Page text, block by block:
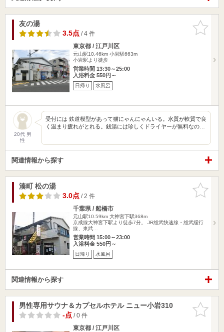
お気に入
りに追加
友の湯
3.5点/ 4 件
東京都 / 江戸川区
元山駅10.46km 小岩駅663m
小岩駅より徒歩
営業時間 13:30～25:00
入浴料金 550円～
日帰り 水風呂
20代 男
性
受付には 鉄道模型があって猫にゃんにゃんいる。水質が軟質で良
く温まり疲れがとれる。銭湯には珍しくドライヤーが無料なの…
関連情報から探す
お気に入
りに追加
湊町 松の湯
3.0点/ 2 件
千葉県 / 船橋市
元山駅10.59km 大神宮下駅368m
京成線大神宮下駅より徒歩7分。 JR総武快速線・総武緩行
線、東武…
営業時間 15:00～23:00
入浴料金 550円～
日帰り 水風呂
関連情報から探す
お気に入
りに追加
男性専用サウナ＆カプセルホテル ニュー小岩310
-点/ 0 件
東京都 / 江戸川区